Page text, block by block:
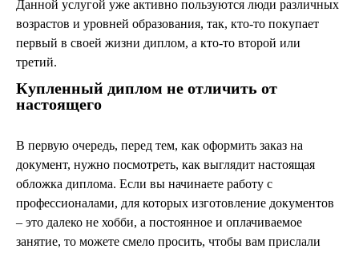
Данной услугой уже активно пользуются люди различных
возрастов и уровней образования, так, кто-то покупает
первый в своей жизни диплом, а кто-то второй или
третий.
Купленный диплом не отличить от
настоящего
В первую очередь, перед тем, как оформить заказ на
документ, нужно посмотреть, как выглядит настоящая
обложка диплома. Если вы начинаете работу с
профессионалами, для которых изготовление документов
– это далеко не хобби, а постоянное и оплачиваемое
занятие, то можете смело просить, чтобы вам прислали